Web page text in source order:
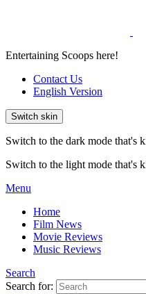
Entertaining Scoops here!
Contact Us
English Version
Switch skin
Switch to the dark mode that's
Switch to the light mode that's
Menu
Home
Film News
Movie Reviews
Music Reviews
Search
Search for: